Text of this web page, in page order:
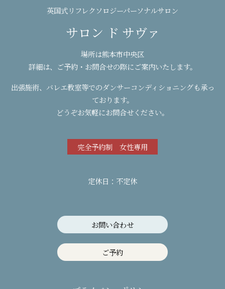
英国式リフレクソロジーパーソナルサロン
サロン ド サヴァ
場所は熊本市中央区
詳細は、ご予約・お問合せの際にご案内いたします。
出張施術、バレエ教室等でのダンサーコンディショニングも承っ
ております。
どうぞお気軽にお問合せください。
完全予約制 女性専用
定休日：不定休
お問い合わせ
ご予約